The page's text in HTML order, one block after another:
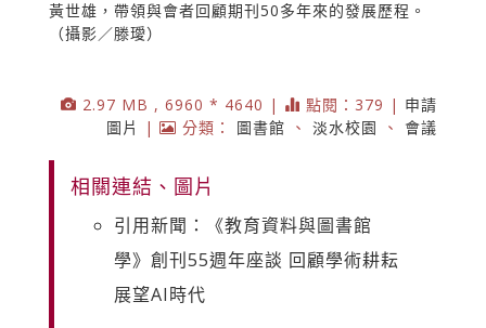
黃世雄，帶領與會者回顧期刊50多年來的發展歷程。
（攝影／滕璦）
2.97 MB , 6960 * 4640 | 點閱：379 | 申請
圖片
| 分類： 圖書館 、 淡水校園 、 會議
相關連結、圖片
引用新聞：《教育資料與圖書館
學》創刊55週年座談 回顧學術耕耘
展望AI時代